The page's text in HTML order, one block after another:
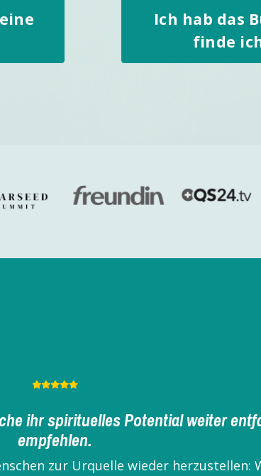
Ich hab das
finde
hat mich soooo tief berührt,
bestätigt, bestärkt weiter